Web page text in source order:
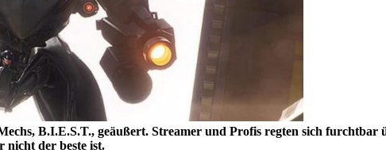
B.I.E.S.T., geäußert. Streamer und Profis regten sich furchtbar
nicht der beste ist.